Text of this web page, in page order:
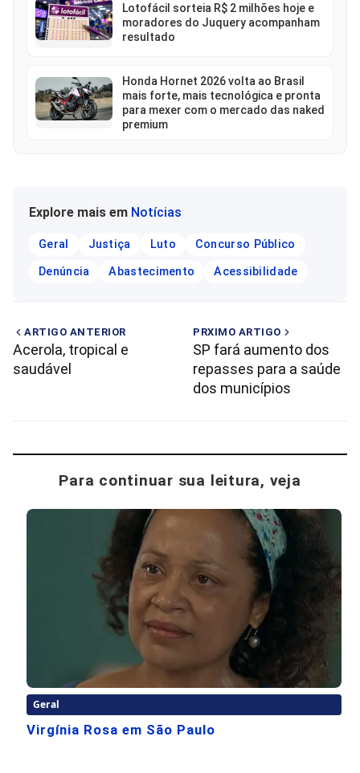
Lotofácil sorteia R$ 2 milhões hoje e
moradores do Juquery acompanham
resultado
Honda Hornet 2026 volta ao Brasil
mais forte, mais tecnológica e pronta
para mexer com o mercado das naked
premium
Explore mais em Notícias
Geral Justiça Luto
Concurso Público
Denúncia
Abastecimento Acessibilidade
ARTIGO ANTERIOR
Acerola, tropical e
saudável
PRXIMO ARTIGO
SP fará aumento dos
repasses para a saúde
dos municípios
Para continuar sua leitura, veja
Geral
Virgínia Rosa em São Paulo